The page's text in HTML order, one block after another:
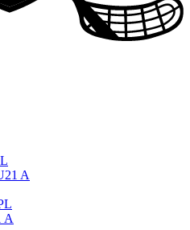
A
A